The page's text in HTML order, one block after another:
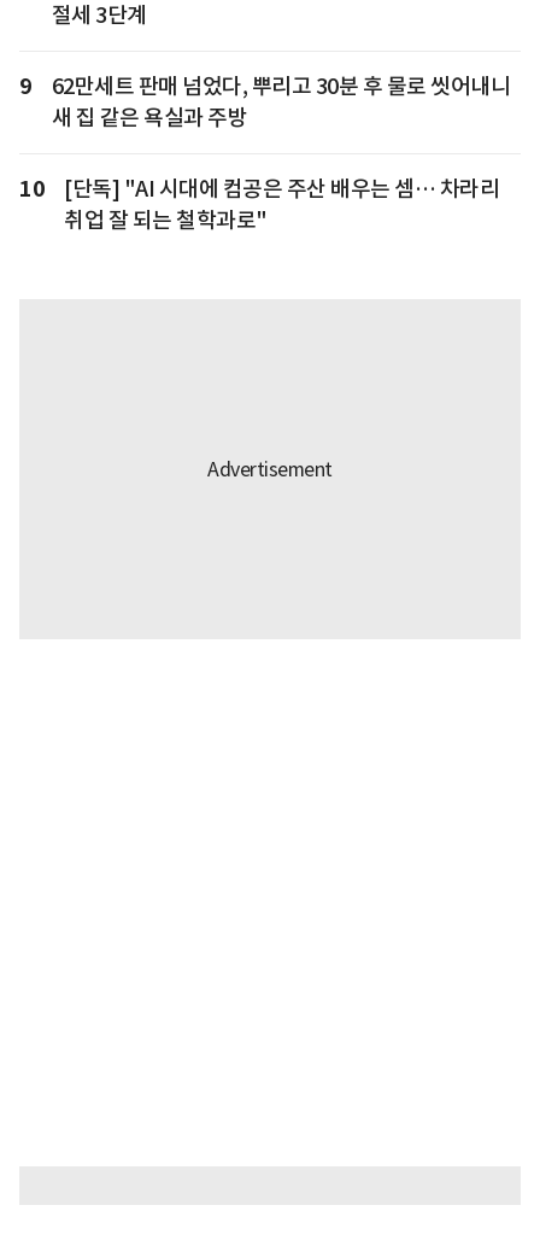
절세 3단계
9
62만세트 판매 넘었다, 뿌리고 30분 후 물로 씻어내니
새 집 같은 욕실과 주방
10
[단독] "AI 시대에 컴공은 주산 배우는 셈… 차라리
취업 잘 되는 철학과로"